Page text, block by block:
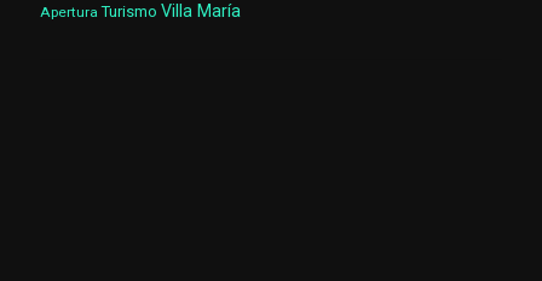
Apertura Turismo Villa María